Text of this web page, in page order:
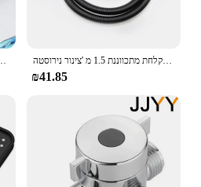
מט שחור עגול/מרובע פליז ראש מקלחת עם מתכווננת עם מחזיק מקלחת מתכווננת 1.5 מ 'צינור נירוסטה
₪41.85